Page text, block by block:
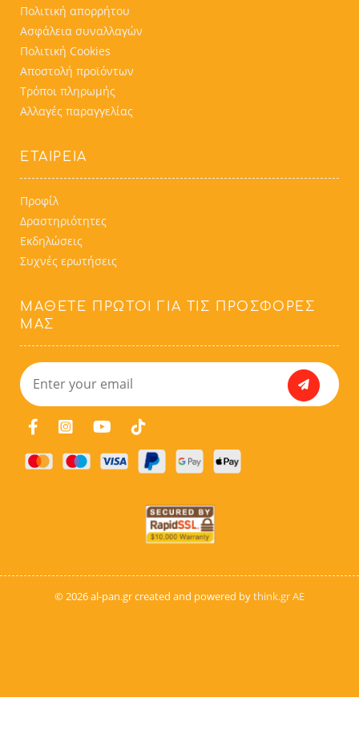
Πολιτική απορρήτου
Ασφάλεια συναλλαγών
Πολιτική Cookies
Αποστολή προϊόντων
Τρόποι πληρωμής
Αλλαγές παραγγελίας
ΕΤΑΙΡΕΙΑ
Προφίλ
Δραστηριότητες
Εκδηλώσεις
Συχνές ερωτήσεις
ΜΆΘΕΤΕ ΠΡΏΤΟΙ ΓΙΑ ΤΙΣ ΠΡΟΣΦΟΡΈΣ
ΜΑΣ
© 2026 al-pan.gr created and powered bythink.gr AE